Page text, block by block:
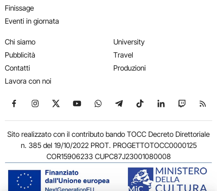
Finissage
Eventi in giornata
Chi siamo
Pubblicità
Contatti
Lavora con noi
University
Travel
Produzioni
Seguici su Facebook
Seguici su Instagram
Seguici su X
Seguici su YouTube
Seguici su WhatsApp
Seguici su Telegram
Seguici su TikTok
Seguici su
Seguici
Sito realizzato con il contributo bando TOCC Decreto Direttoriale
n. 385 del 19/10/2022 PROT. PROGETTOTOCC0000125
COR15906233 CUPC87J23001080008